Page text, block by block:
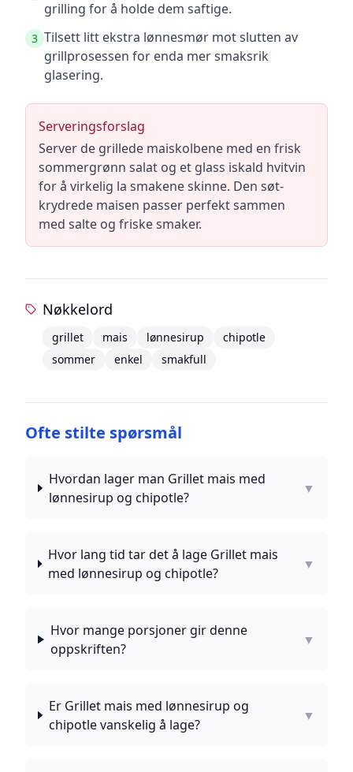
grilling for å holde dem saftige.
3 Tilsett litt ekstra lønnesmør mot slutten av
grillprosessen for enda mer smaksrik
glasering.
Serveringsforslag
Server de grillede maiskolbene med en frisk
sommergrønn salat og et glass iskald hvitvin
for å virkelig la smakene skinne. Den søt-
krydrede maisen passer perfekt sammen
med salte og friske smaker.
Nøkkelord
grillet mais lønnesirup
chipotle
sommer
enkel smakfull
Ofte stilte spørsmål
Hvordan lager man Grillet mais med
lønnesirup og chipotle?
▼
Hvor lang tid tar det å lage Grillet mais
med lønnesirup og chipotle?
▼
Hvor mange porsjoner gir denne
oppskriften?
▼
Er Grillet mais med lønnesirup og
chipotle vanskelig å lage?
▼